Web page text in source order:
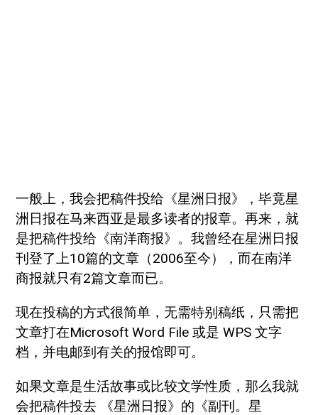
一般上，我会把稿件投给《星洲日报》，毕竟星
洲日报在马来西亚是最多读者的报章。再来，就
是把稿件投给《南洋商报》。我曾经在星洲日报
刊登了上10篇的文章（2006至今），而在南洋
商报就只有2篇文章而已。
现在投稿的方式很简单，无需特别稿纸，只需把
文章打在Microsoft Word File 或是 WPS 文字
档，并电邮到有关的报馆即可。
如果文章是生活故事或比较文学性质，那么我就
会把稿件投去 《星洲日报》的《副刊。星